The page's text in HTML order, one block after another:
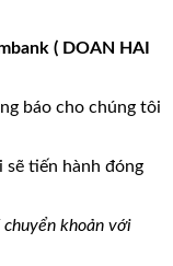
( DOAN HAI
báo cho chúng tôi
sẽ tiến hành đóng
khoản với